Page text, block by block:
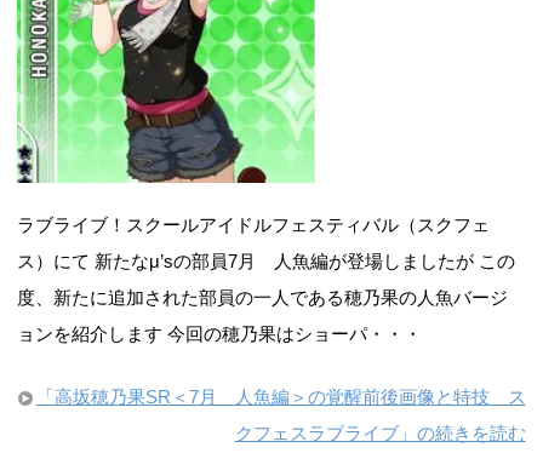
ラブライブ！スクールアイドルフェスティバル（スクフェ
ス）にて 新たなμ’sの部員7月 人魚編が登場しましたが この
度、新たに追加された部員の一人である穂乃果の人魚バージ
ョンを紹介します 今回の穂乃果はショーパ・・・
「高坂穂乃果SR＜7月 人魚編＞の覚醒前後画像と特技 ス
クフェスラブライブ」の続きを読む